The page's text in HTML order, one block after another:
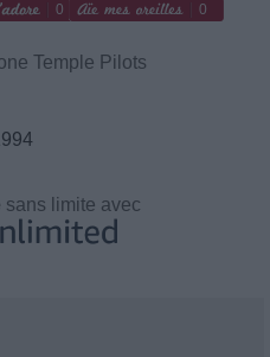
0 0
Temple Pilots
sans limite avec